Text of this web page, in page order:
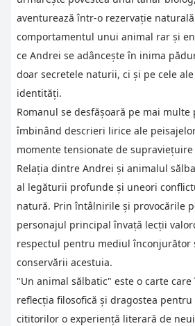
aventurează într-o rezervație
comportamentul unui animal rar și
ce Andrei se adâncește în inima
doar secretele naturii, ci și pe cele
identități.
Romanul se desfășoară pe mai
îmbinând descrieri lirice ale
momente tensionate de
Relația dintre Andrei și animalul
al legăturii profunde și uneori
natură. Prin întâlnirile și provocările
personajul principal învață lecții
respectul pentru mediul înconjurător
conservării acestuia.
"Un animal sălbatic" este o carte
reflecția filosofică și dragostea
cititorilor o experiență literară de